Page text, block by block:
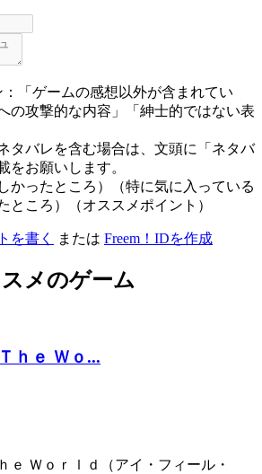
「ゲームの感想以外が含まれてい
の攻撃的な内容」「紳士的ではない表
タバレを含む場合は、文頭に「ネタバ
をお願いします。
かったところ）（特に気に入っている
ところ）（オススメポイント）
を書く または Freem！IDを作成
メのゲーム
ｈｅ Ｗｏ...
ｅ Ｗｏｒｌｄ（アイ・フィール・